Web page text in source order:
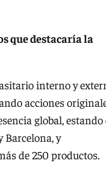
que destacaría la
interno y
acciones
global, estando
Barcelona, y
de 250 productos.